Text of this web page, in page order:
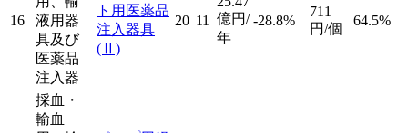
16
液用器
具及び
医薬品
注入器
ト用医薬品
注入器具
(Ⅱ)
20 11 億円/
年
-28.8%
711
円/個
64.5%
採血・
輸血